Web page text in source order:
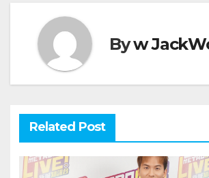
Byw
Related Post